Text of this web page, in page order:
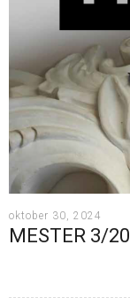
oktober 30, 2024
MESTER 3/